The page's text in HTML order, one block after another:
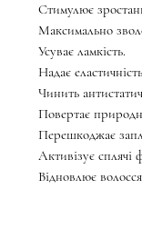
Стимулює
Максимально
Усуває ламкість.
Надає
Чинить
Повертає
Перешкоджає
Активізує сплячі
Відновлює